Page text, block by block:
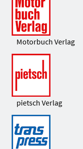
Motorbuch Verlag
pietsch Verlag